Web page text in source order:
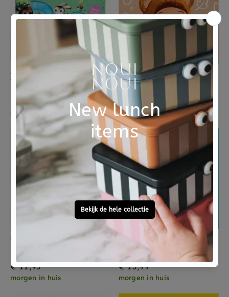
GOTTMER
Vijf kleine eendjes 1 jr+
€ 11,99
morgen in huis
CLAVIS
€ 11,95
morgen in huis
CLAVIS
Doe je met me mee? Mijn auto's 1 jr+
€ 11,95
morgen in huis
Mijn grote speelboek Boerderij 2 jr+
€ 13,99
morgen in huis